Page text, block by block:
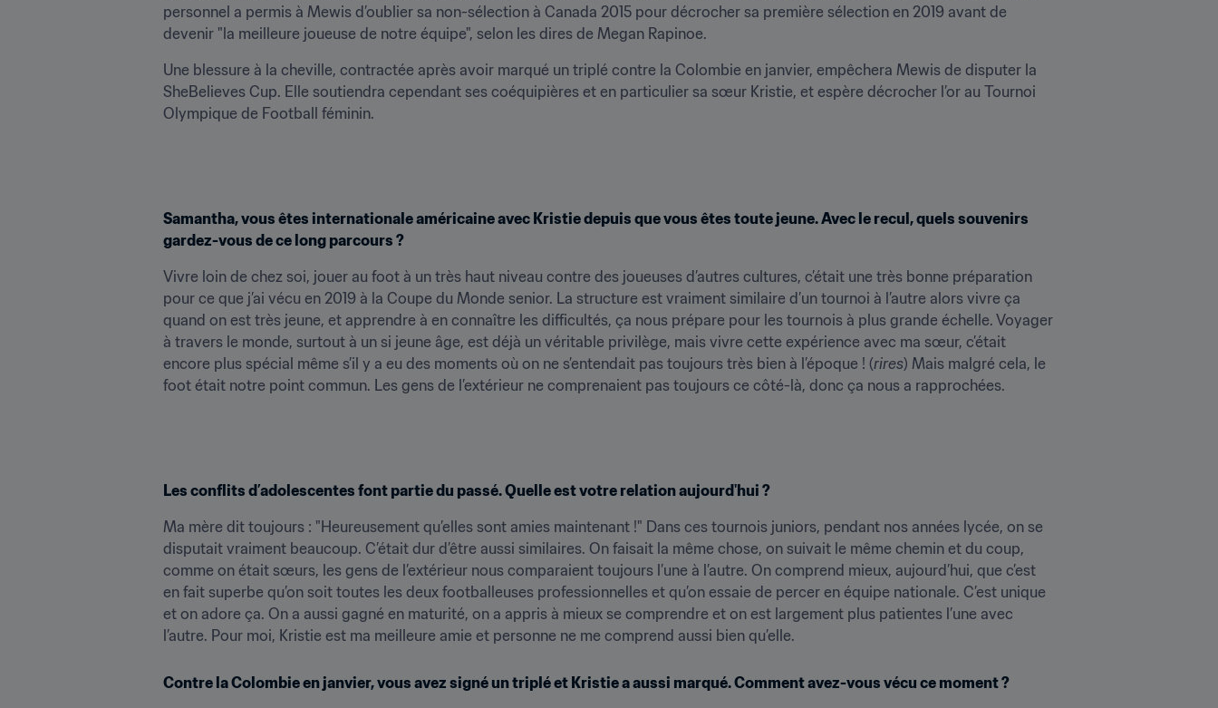
personnel a permis à Mewis d’oublier sa non-sélection à Canada 2015 pour décrocher sa première sélection en 2019 avant de
devenir "la meilleure joueuse de notre équipe", selon les dires de Megan Rapinoe.
Une blessure à la cheville, contractée après avoir marqué un triplé contre la Colombie en janvier, empêchera Mewis de disputer la
SheBelieves Cup. Elle soutiendra cependant ses coéquipières et en particulier sa sœur Kristie, et espère décrocher l’or au Tournoi
Olympique de Football féminin.
Samantha, vous êtes internationale américaine avec Kristie depuis que vous êtes toute jeune. Avec le recul, quels souvenirs
gardez-vous de ce long parcours ?
Vivre loin de chez soi, jouer au foot à un très haut niveau contre des joueuses d’autres cultures, c’était une très bonne préparation
pour ce que j’ai vécu en 2019 à la Coupe du Monde senior. La structure est vraiment similaire d’un tournoi à l’autre alors vivre ça
quand on est très jeune, et apprendre à en connaître les difficultés, ça nous prépare pour les tournois à plus grande échelle. Voyager
à travers le monde, surtout à un si jeune âge, est déjà un véritable privilège, mais vivre cette expérience avec ma sœur, c’était
encore plus spécial même s’il y a eu des moments où on ne s’entendait pas toujours très bien à l’époque ! (rires) Mais malgré cela, le
foot était notre point commun. Les gens de l’extérieur ne comprenaient pas toujours ce côté-là, donc ça nous a rapprochées.
Les conflits d’adolescentes font partie du passé. Quelle est votre relation aujourd'hui ?
Ma mère dit toujours : "Heureusement qu’elles sont amies maintenant !" Dans ces tournois juniors, pendant nos années lycée, on se
disputait vraiment beaucoup. C’était dur d’être aussi similaires. On faisait la même chose, on suivait le même chemin et du coup,
comme on était sœurs, les gens de l’extérieur nous comparaient toujours l’une à l’autre. On comprend mieux, aujourd’hui, que c’est
en fait superbe qu’on soit toutes les deux footballeuses professionnelles et qu’on essaie de percer en équipe nationale. C’est unique
et on adore ça. On a aussi gagné en maturité, on a appris à mieux se comprendre et on est largement plus patientes l’une avec
l’autre. Pour moi, Kristie est ma meilleure amie et personne ne me comprend aussi bien qu’elle.
Contre la Colombie en janvier, vous avez signé un triplé et Kristie a aussi marqué. Comment avez-vous vécu ce moment ?